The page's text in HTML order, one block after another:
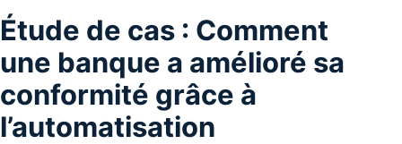
Étude de cas : Comment
une banque a amélioré sa
conformité grâce à
l’automatisation